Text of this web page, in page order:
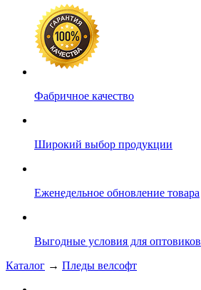
Фабричное качество
Широкий выбор продукции
Еженедельное обновление товара
Выгодные условия для оптовиков
Каталог → Пледы велсофт